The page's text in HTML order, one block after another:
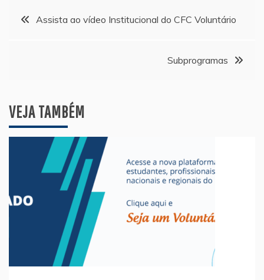
Navegação
Assista ao vídeo Institucional do CFC Voluntário
Subprogramas
VEJA TAMBÉM